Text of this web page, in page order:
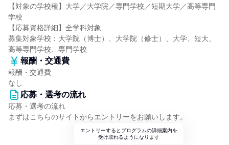
【対象の学校種】大学／大学院／専門学校／短期大学／高等専門
学校
【応募資格詳細】全学科対象
募集対象学校：大学院（博士）、大学院（修士）、大学、短大、
高等専門学校、専門学校
報酬・交通費
報酬・交通費
なし
応募・選考の流れ
応募・選考の流れ
まずはこちらのサイトからエントリーをお願いします。
エントリーするとプログラムの詳細案内を
受け取れるようになります